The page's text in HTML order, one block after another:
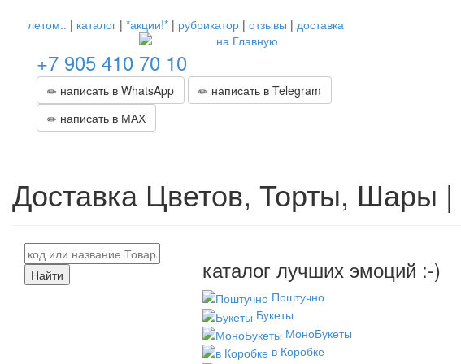
летом.. | каталог | *акции!* | рубрикатор | отзывы | доставка
+7 905 410 70 10
написать в WhatsApp
написать в Telegram
написать в МАХ
Доставка Цветов, Торты, Шары |
Найти каталог лучших эмоций :-)
Поштучно
Букеты
МоноБукеты
в Коробке